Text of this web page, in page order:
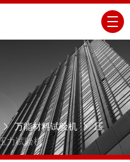
万能材料试验机
压
力试验机